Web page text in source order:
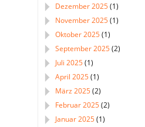
Dezember 2025(1)
November 2025(1)
Oktober 2025(1)
September 2025(2)
Juli 2025(1)
April 2025(1)
März 2025(2)
Februar 2025(2)
Januar 2025(1)